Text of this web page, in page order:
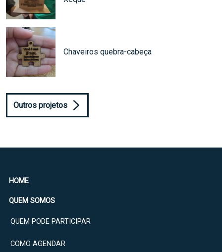
Chaveiros quebra-cabeça
Outros projetos
HOME
QUEM SOMOS
QUEM PODE PARTICIPAR
COMO AGENDAR